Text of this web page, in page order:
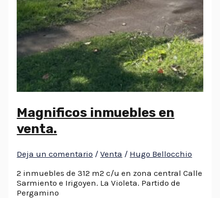
Magnificos inmuebles en
venta.
Deja un comentario /Venta / Hugo Bellocchio
2 inmuebles de 312 m2 c/u en zona central Calle
Sarmiento e Irigoyen. La Violeta. Partido de
Pergamino